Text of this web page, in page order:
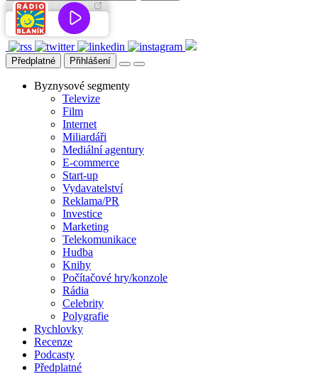
Předplatné Přihlášení
Byznysové segmenty
Televize
Film
Internet
Miliardáři
Mediální agentury
E-commerce
Start-up
Vydavatelství
Reklama/PR
Investice
Marketing
Telekomunikace
Hudba
Knihy
Počítačové hry/konzole
Rádia
Celebrity
Polygrafie
Rychlovky
Recenze
Podcasty
Předplatné